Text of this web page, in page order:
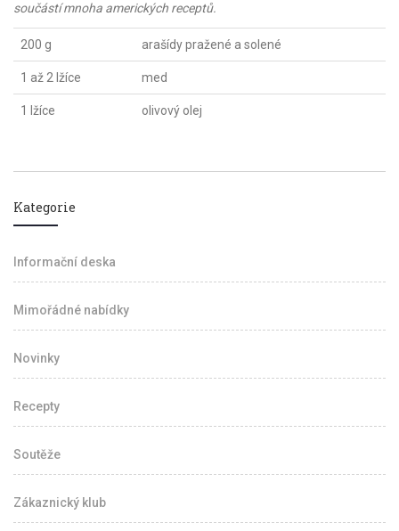
součástí mnoha amerických receptů.
200 g arašídy pražené a solené
1 až 2 lžíce med
1 lžíce olivový olej
Kategorie
Informační deska
Mimořádné nabídky
Novinky
Recepty
Soutěže
Zákaznický klub